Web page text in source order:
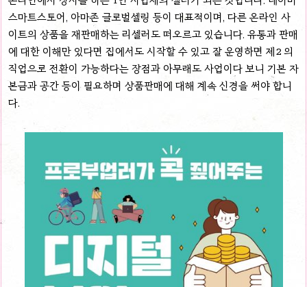
스마트스토어, 아마존 글로벌셀링 등이 대표적이며, 다른 온라인 사
이트의 상품을 재판매하는 리셀러도 떠오르고 있습니다. 유통과 판매
에 대한 이해만 있다면 집에서도 시작할 수 있고 잘 운영하면 제2 의
직업으로 전환이 가능하다는 장점과 아무래도 사업이다 보니 기본 자
본금과 공간 등이 필요하며 상품판매에 대해 계속 신경을 써야 합니
다.